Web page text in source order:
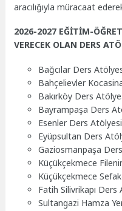
aracılığıyla müracaat
2026-2027 EĞİTİM-
VERECEK OLAN DERS
Bağcılar Ders
Bahçelievler
Bakırköy Ders
Bayrampaşa Ders
Esenler Ders Atölyesi
Eyüpsultan Ders
Gaziosmanpaşa
Küçükçekmece
Küçükçekmece
Fatih Silivrikapı Ders
Sultangazi Hamza